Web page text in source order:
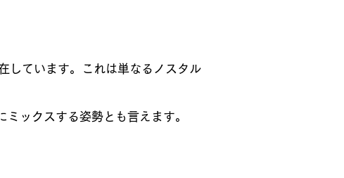
しています。これは単なるノスタル
ックスする姿勢とも言えます。